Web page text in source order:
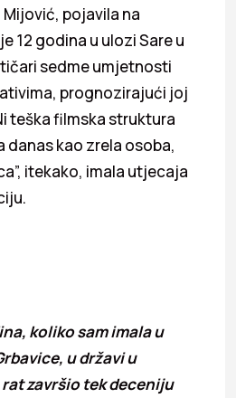
Mijović, pojavila na
12 godina u ulozi Sare u
sedme umjetnosti
prognozirajući joj
teška filmska struktura
danas kao zrela osoba,
itekako, imala utjecaja
koliko sam imala u
u državi u
završio tek deceniju